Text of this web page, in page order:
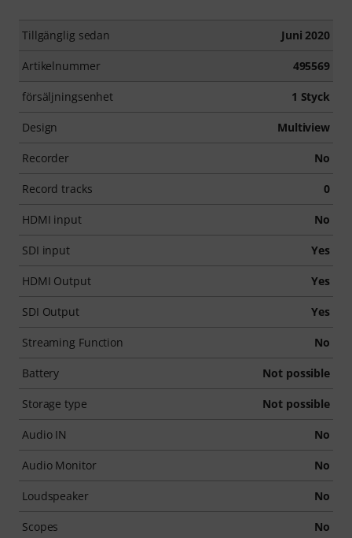
Tillgänglig sedan Juni 2020
Artikelnummer 495569
försäljningsenhet 1 Styck
Design Multiview
Recorder No
Record tracks 0
HDMI input No
SDI input Yes
HDMI Output Yes
SDI Output Yes
Streaming Function No
Battery Not possible
Storage type Not possible
Audio IN No
Audio Monitor No
Loudspeaker No
Scopes No